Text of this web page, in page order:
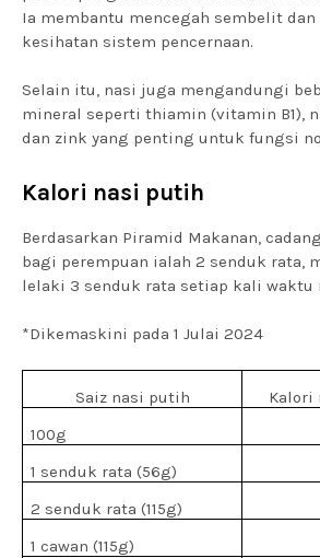
Ia membantu mencegah sembelit dan
kesihatan sistem pencernaan.
Selain itu, nasi juga mengandungi
mineral seperti thiamin (vitamin B1),
dan zink yang penting untuk fungsi
Kalori nasi putih
Berdasarkan Piramid Makanan,
bagi perempuan ialah 2 senduk rata,
lelaki 3 senduk rata setiap kali waktu
*Dikemaskini pada 1 Julai 2024
Saiz nasi putih
Kalori
100g
1 senduk rata (56g)
2 senduk rata (115g)
1 cawan (115g)